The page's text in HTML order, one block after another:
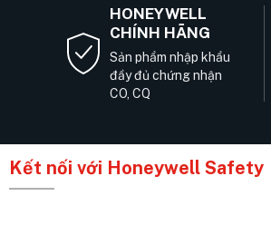
HONEYWELL
CHÍNH HÃNG
Sản phẩm nhập khẩu
đầy đủ chứng nhận
CO, CQ
Kết nối với Honeywell Safety